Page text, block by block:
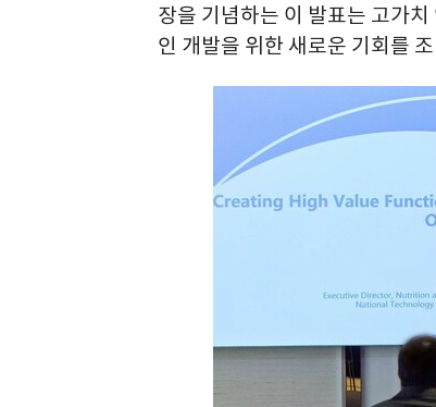
장을 기념하는 이 발표는 고가
인 개발을 위한 새로운 기회를